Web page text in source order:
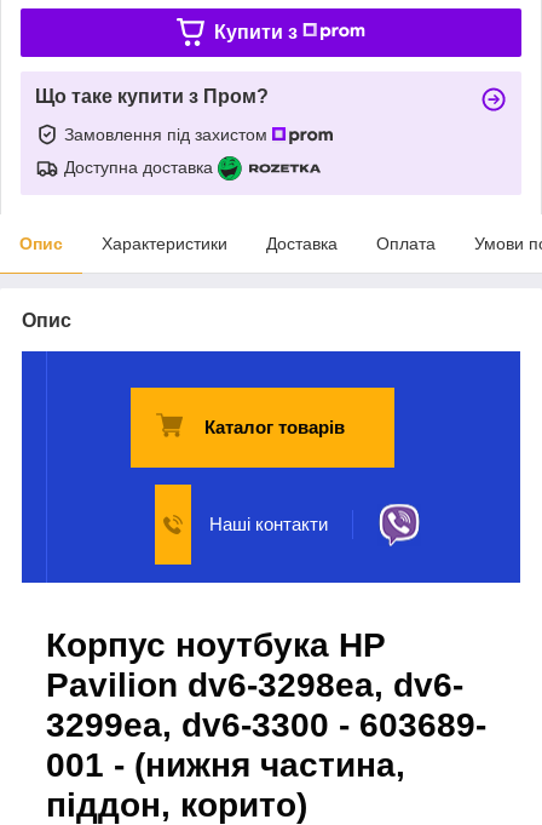
Купити з
Що таке купити з Пром?
Замовлення під захистом
Доступна доставка
Опис Характеристики Доставка Оплата Умови
Опис
Каталог товарів
Наші контакти
Корпус ноутбука HP
Pavilion dv6-3298ea, dv6-
3299ea, dv6-3300 - 603689-
001 - (нижня частина,
піддон, корито)